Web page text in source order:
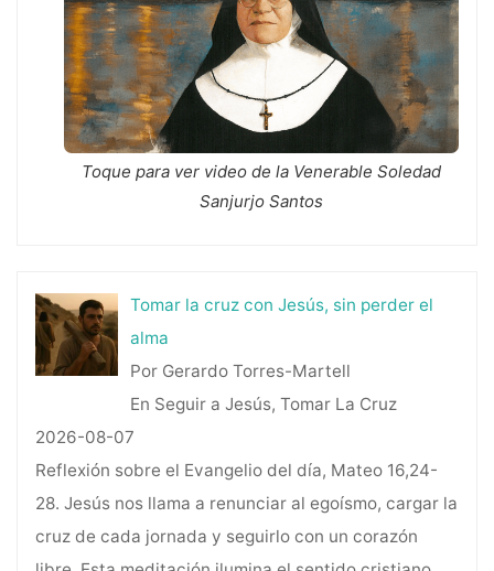
Toque para ver video de la Venerable Soledad
Sanjurjo Santos
Tomar la cruz con Jesús, sin perder el
alma
Por Gerardo Torres-Martell
En Seguir a Jesús, Tomar La Cruz
2026-08-07
Reflexión sobre el Evangelio del día, Mateo 16,24-
28. Jesús nos llama a renunciar al egoísmo, cargar la
cruz de cada jornada y seguirlo con un corazón